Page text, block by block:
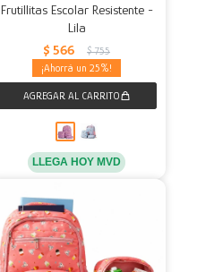
Frutillitas Escolar Resistente -
Lila
$ 566 $ 755
25
LLEGA HOY MVD